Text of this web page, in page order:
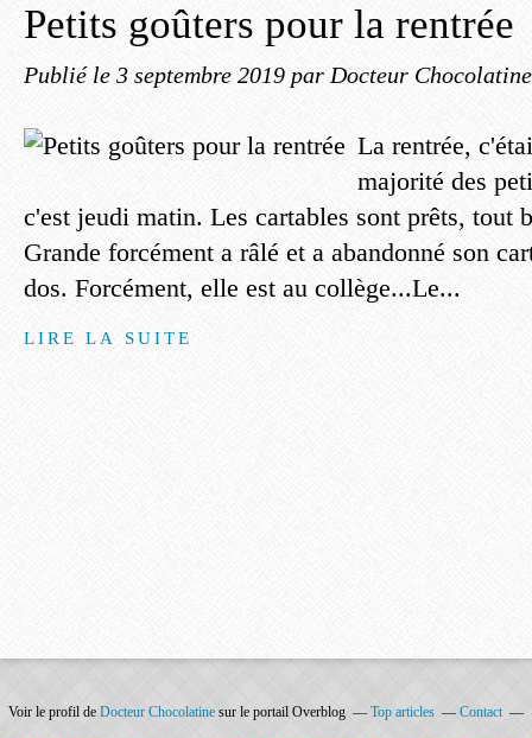
Petits goûters pour la rentrée
Publié le 3 septembre 2019 par Docteur Chocolatine
La rentrée,
majorité des
c'est jeudi matin. Les cartables sont prêts, tout
Grande forcément a râlé et a abandonné son
dos. Forcément, elle est au collège...Le...
LIRE LA SUITE
Voir le profil de Docteur Chocolatine sur le portail Overblog Top articles Contact